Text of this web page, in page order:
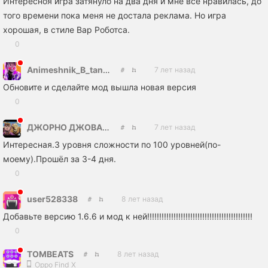
того времени пока меня не достала реклама. Но игра
хорошая, в стиле Вар Роботса.
0
Animeshnik_B_tanke 7 лет назад
Обновите и сделайте мод вышла новая версия
0
ДЖОРНО ДЖОВАННА 7 лет назад
Интересная.3 уровня сложности по 100 уровней(по-
моему).Прошёл за 3-4 дня.
0
user528338 8 лет назад
Добавьте версию 1.6.6 и мод к ней!!!!!!!!!!!!!!!!!!!!!!!!!!!!!!!!!!!!!!!!!!!!
0
TOMBEATS
8 лет назад
Oppo Find X